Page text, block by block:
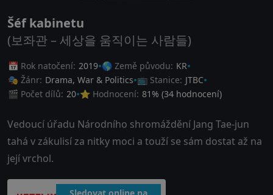
Šéf kabinetu
(보좌관 – 세상을 움직이는 사람들)
📅 Rok natočení: 2019 🌎 Země původu: KR
🎭 Žánr: Drama, War & Politics 📺 Stanice: JTBC
🎬 Počet dílů: 20 ⭐ Hodnocení: 81% (34 hodnocení)
Vedoucí úřadu Národního shromáždění Jang Tae-jun
tahá v zákulisí za nitky moci a touží se sám dostat až na
její vrchol.